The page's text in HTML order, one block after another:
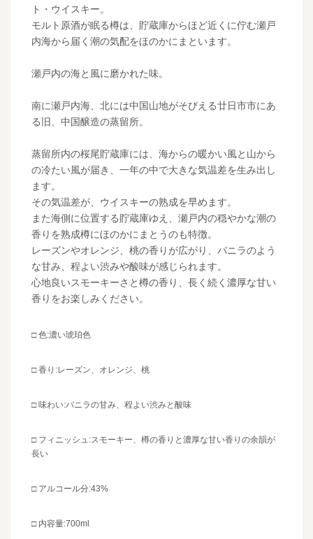
ト・ウイスキー。
モルト原酒が眠る樽は、貯蔵庫からほど近くに佇む瀬戸
内海から届く潮の気配をほのかにまといます。
瀬戸内の海と風に磨かれた味。
南に瀬戸内海、北には中国山地がそびえる廿日市市にあ
る旧、中国醸造の蒸留所。
蒸留所内の桜尾貯蔵庫には、海からの暖かい風と山から
の冷たい風が届き、一年の中で大きな気温差を生み出し
ます。
その気温差が、ウイスキーの熟成を早めます。
また海側に位置する貯蔵庫ゆえ、瀬戸内の穏やかな潮の
香りを熟成樽にほのかにまとうのも特徴。
レーズンやオレンジ、桃の香りが広がり、バニラのよう
な甘み、程よい渋みや酸味が感じられます。
心地良いスモーキーさと樽の香り、長く続く濃厚な甘い
香りをお楽しみください。
□ 色:濃い琥珀色
□ 香り:レーズン、オレンジ、桃
□ 味わい:バニラの甘み、程よい渋みと酸味
□ フィニッシュ:スモーキー、樽の香りと濃厚な甘い香りの余韻が
長い
□ アルコール分:43%
□ 内容量:700ml